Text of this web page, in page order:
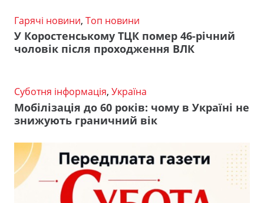
Гарячі новини, Топ новини
У Коростенському ТЦК помер 46-річний
чоловік після проходження ВЛК
Суботня інформація, Україна
Мобілізація до 60 років: чому в Україні не
знижують граничний вік